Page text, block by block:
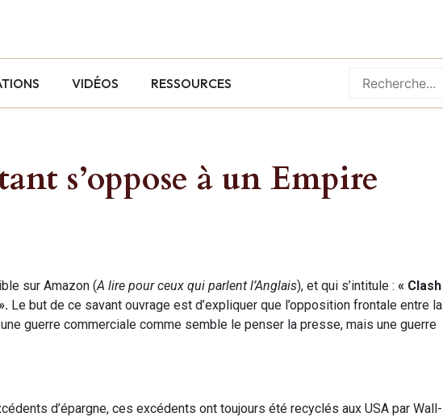
VIDÉOS RESSOURCES
s’oppose à un Empire
sur Amazon (A lire pour ceux qui parlent l’Anglais), et qui s’intitule : « Clash
Le but de ce savant ouvrage est d’expliquer que l’opposition frontale entre la
guerre commerciale comme semble le penser la presse, mais une guerre
d’épargne, ces excédents ont toujours été recyclés aux USA par Wall-